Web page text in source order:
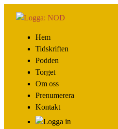
Hem
Tidskriften
Podden
Torget
Om oss
Prenumerera
Kontakt